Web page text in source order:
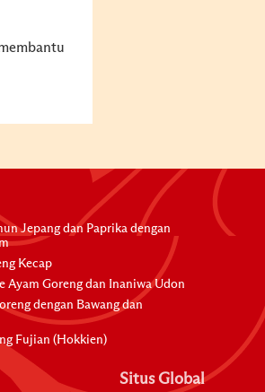
Jepang dan Paprika dengan
Kecap
Ayam Goreng dan Inaniwa Udon
dengan Bawang dan
Fujian (Hokkien)
Situs Global